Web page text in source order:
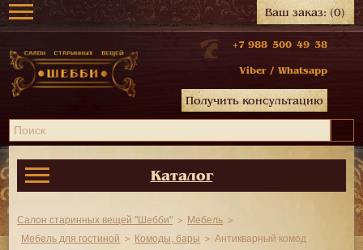
Ваш заказ:(0)
+7 988 500 49 38
Viber / Whatsapp
Получить консультацию
Каталог
Салон старинных вещей "Шебби"
Мебель
Мебель для гостиной
Комоды, бары Антикварный комод